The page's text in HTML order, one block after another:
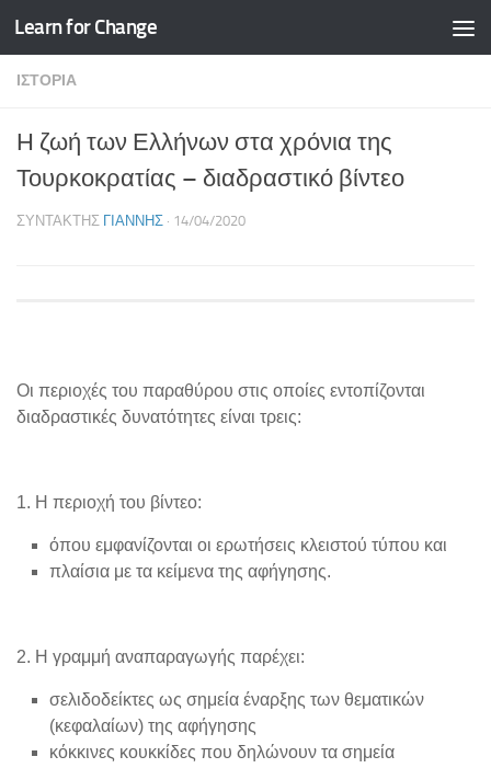
Skip to content
Learn for Change
ΙΣΤΟΡΊΑ
Η ζωή των Ελλήνων στα χρόνια της
Τουρκοκρατίας – διαδραστικό βίντεο
ΣΥΝΤΆΚΤΗΣ ΓΙΆΝΝΗΣ · 14/04/2020
Οι περιοχές του παραθύρου στις οποίες εντοπίζονται
διαδραστικές δυνατότητες είναι τρεις:
1. Η περιοχή του βίντεο:
​όπου εμφανίζονται οι ερωτήσεις κλειστού τύπου και
πλαίσια με τα κείμενα της αφήγησης.
2. Η γραμμή αναπαραγωγής παρέχει:
σελιδοδείκτες ως σημεία έναρξης των θεματικών
(κεφαλαίων) της αφήγησης
κόκκινες κουκκίδες που δηλώνουν τα σημεία